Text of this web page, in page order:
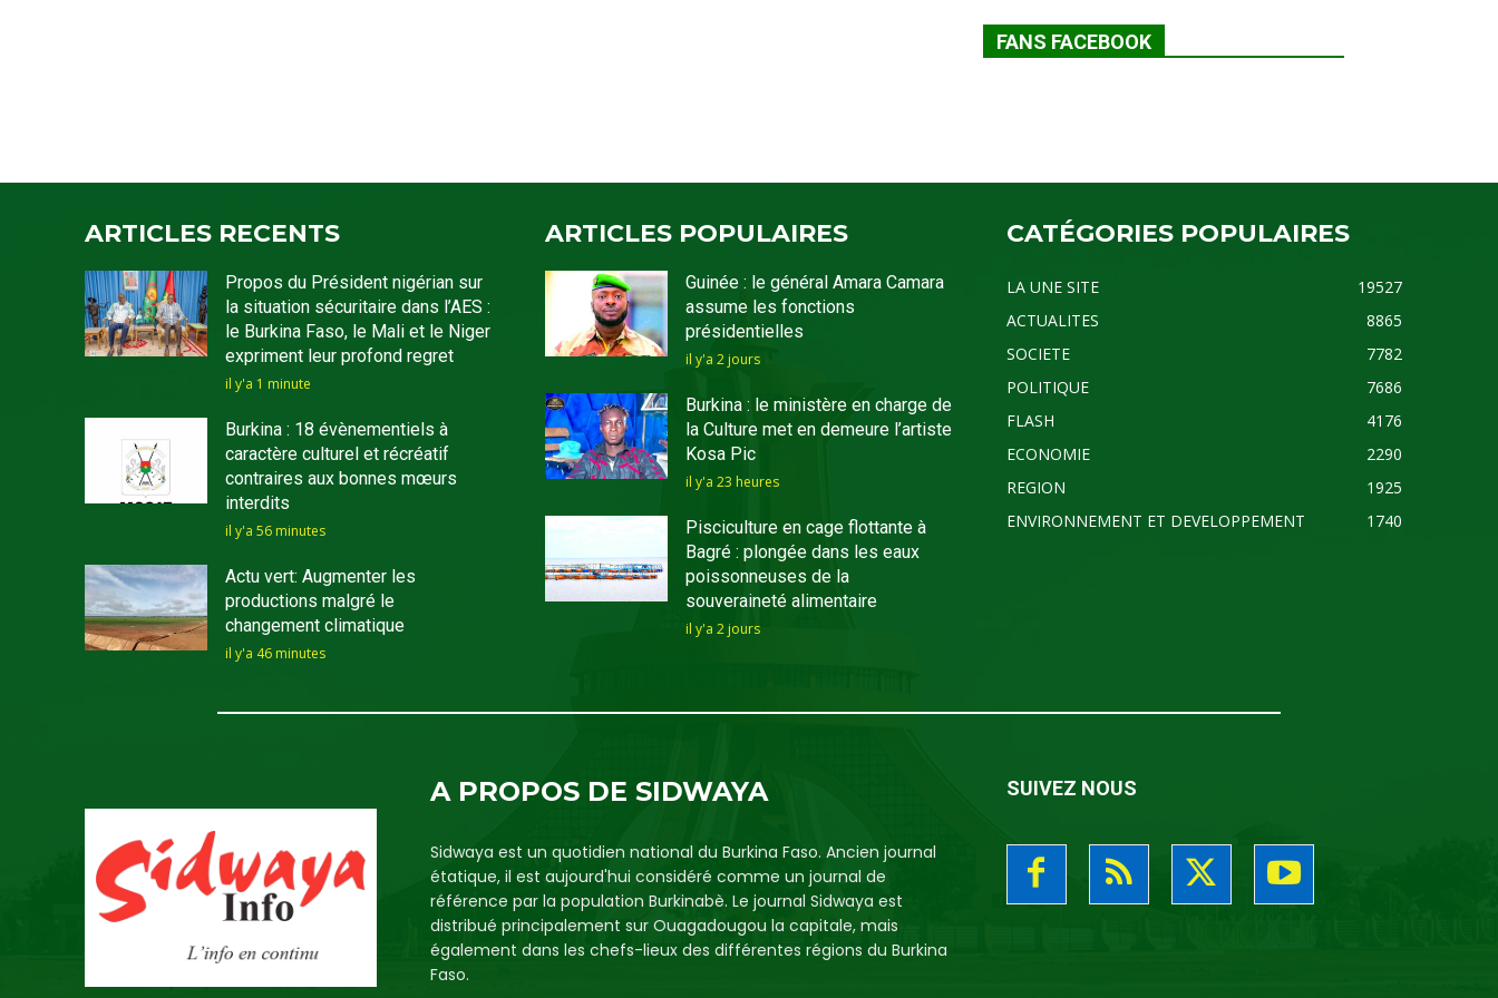
FANS FACEBOOK
ARTICLES RECENTS
Propos du Président nigérian sur
la situation sécuritaire dans l’AES :
le Burkina Faso, le Mali et le Niger
expriment leur profond regret
il y'a 1 minute
Burkina : 18 évènementiels à
caractère culturel et récréatif
contraires aux bonnes mœurs
interdits
il y'a 56 minutes
Actu vert: Augmenter les
productions malgré le
changement climatique
il y'a 46 minutes
ARTICLES POPULAIRES
Guinée : le général Amara Camara
assume les fonctions
présidentielles
il y'a 2 jours
Burkina : le ministère en charge de
la Culture met en demeure l’artiste
Kosa Pic
il y'a 23 heures
Pisciculture en cage flottante à
Bagré : plongée dans les eaux
poissonneuses de la
souveraineté alimentaire
il y'a 2 jours
CATÉGORIES POPULAIRES
LA UNE SITE
19527
ACTUALITES
8865
SOCIETE
7782
POLITIQUE
7686
FLASH
4176
ECONOMIE
2290
REGION
1925
ENVIRONNEMENT ET DEVELOPPEMENT
1740
A PROPOS DE SIDWAYA
Sidwaya est un quotidien national du Burkina Faso. Ancien journal
étatique, il est aujourd'hui considéré comme un journal de
référence par la population Burkinabè. Le journal Sidwaya est
distribué principalement sur Ouagadougou la capitale, mais
également dans les chefs-lieux des différentes régions du Burkina
Faso.
SUIVEZ NOUS